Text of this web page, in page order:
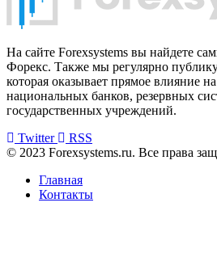
На сайте Forexsystems вы найдете
Форекс. Также мы регулярно
которая оказывает прямое влияние
национальных банков, резервных
государственных учреждений.
Twitter
RSS
© 2023 Forexsystems.ru. Все права
Главная
Контакты